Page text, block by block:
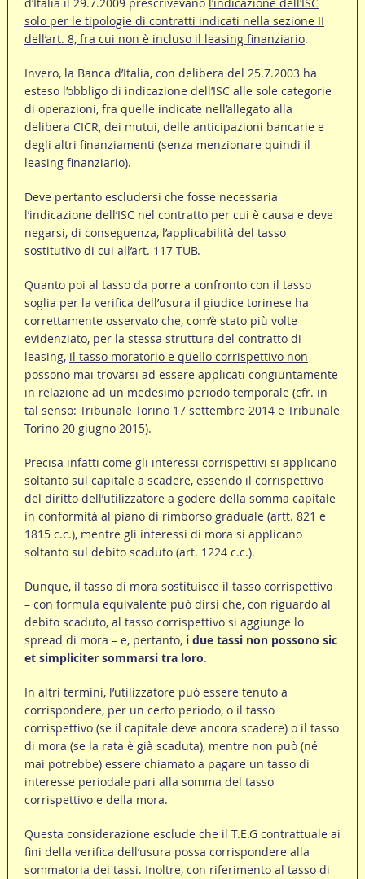
d’Italia il 29.7.2009 prescrivevano l’indicazione dell’ISC
solo per le tipologie di contratti indicati nella sezione II
dell’art. 8, fra cui non è incluso il leasing finanziario.
Invero, la Banca d’Italia, con delibera del 25.7.2003 ha
esteso l’obbligo di indicazione dell’ISC alle sole categorie
di operazioni, fra quelle indicate nell’allegato alla
delibera CICR, dei mutui, delle anticipazioni bancarie e
degli altri finanziamenti (senza menzionare quindi il
leasing finanziario).
Deve pertanto escludersi che fosse necessaria
l’indicazione dell’ISC nel contratto per cui è causa e deve
negarsi, di conseguenza, l’applicabilità del tasso
sostitutivo di cui all’art. 117 TUB.
Quanto poi al tasso da porre a confronto con il tasso
soglia per la verifica dell’usura il giudice torinese ha
correttamente osservato che, com’è stato più volte
evidenziato, per la stessa struttura del contratto di
leasing, il tasso moratorio e quello corrispettivo non
possono mai trovarsi ad essere applicati congiuntamente
in relazione ad un medesimo periodo temporale(cfr. in
tal senso: Tribunale Torino 17 settembre 2014 e Tribunale
Torino 20 giugno 2015).
Precisa infatti come gli interessi corrispettivi si applicano
soltanto sul capitale a scadere, essendo il corrispettivo
del diritto dell’utilizzatore a godere della somma capitale
in conformità al piano di rimborso graduale (artt. 821 e
1815 c.c.), mentre gli interessi di mora si applicano
soltanto sul debito scaduto (art. 1224 c.c.).
Dunque, il tasso di mora sostituisce il tasso corrispettivo
– con formula equivalente può dirsi che, con riguardo al
debito scaduto, al tasso corrispettivo si aggiunge lo
spread di mora – e, pertanto, i due tassi non possono sic
et simpliciter sommarsi tra loro.
In altri termini, l’utilizzatore può essere tenuto a
corrispondere, per un certo periodo, o il tasso
corrispettivo (se il capitale deve ancora scadere) o il tasso
di mora (se la rata è già scaduta), mentre non può (né
mai potrebbe) essere chiamato a pagare un tasso di
interesse periodale pari alla somma del tasso
corrispettivo e della mora.
Questa considerazione esclude che il T.E.G contrattuale ai
fini della verifica dell’usura possa corrispondere alla
sommatoria dei tassi. Inoltre, con riferimento al tasso di